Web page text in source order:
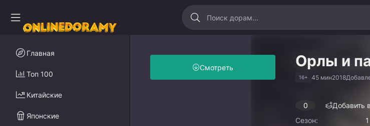
Орлы и
16+ 45 мин2018
Смотреть
0 Добавить
Сезон:
1
Главная
Топ 100
Китайские
Японские